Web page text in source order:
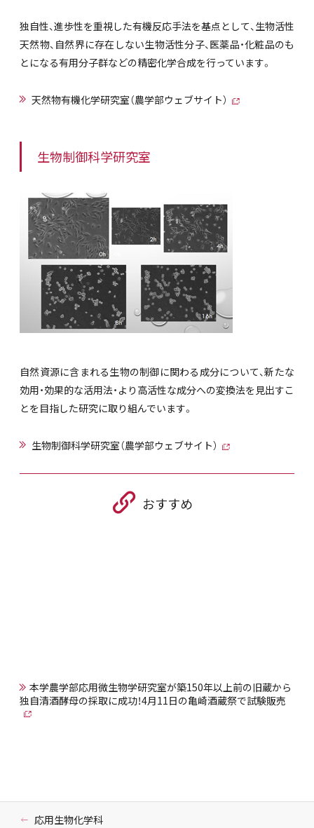
独自性、進歩性を重視した有機反応手法を基点として、生物活性
天然物、自然界に存在しない生物活性分子、医薬品・化粧品のも
とになる有用分子群などの精密化学合成を行っています。
天然物有機化学研究室（農学部ウェブサイト）
生物制御科学研究室
自然資源に含まれる生物の制御に関わる成分について、新たな
効用・効果的な活用法・より高活性な成分への変換法を見出すこ
とを目指した研究に取り組んでいます。
生物制御科学研究室（農学部ウェブサイト）
おすすめ
本学農学部応用微生物学研究室が築150年以上前の旧蔵から
独自清酒酵母の採取に成功！4月11日の亀崎酒蔵祭で試験販売
応用生物化学科